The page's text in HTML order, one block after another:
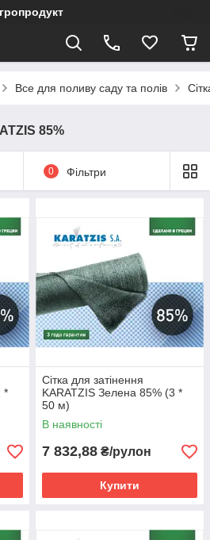
Все для поливу саду та полів
85%
0 Фільтри
*
Сітка для затінення
KARATZIS Зелена 85% (3 *
50 м)
В наявності
7 832,88 ₴/рулон
Купити